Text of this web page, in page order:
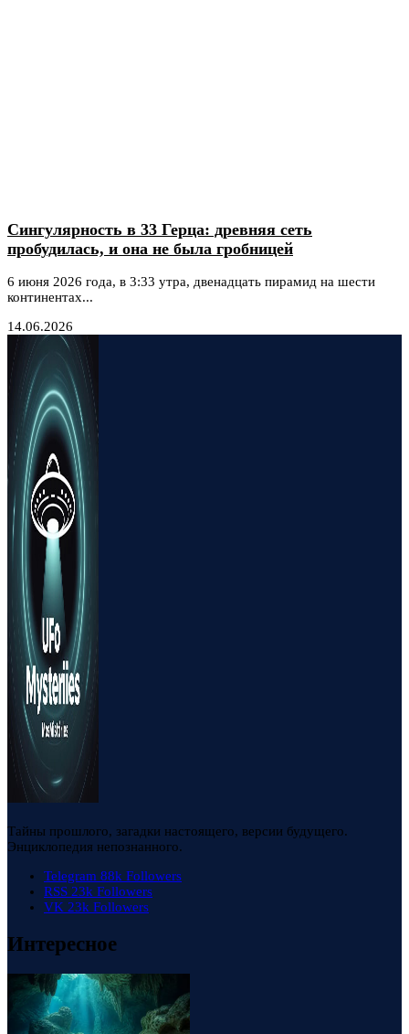
Сингулярность в 33 Герца: древняя сеть
пробудилась, и она не была гробницей
6 июня 2026 года, в 3:33 утра, двенадцать пирамид на шести
континентах...
14.06.2026
Тайны прошлого, загадки настоящего, версии будущего.
Энциклопедия непознанного.
Telegram 88k Followers
RSS 23k Followers
VK 23k Followers
Интересное